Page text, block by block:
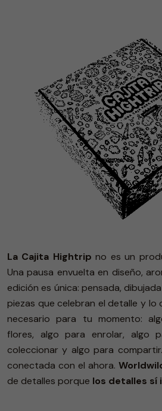
La Cajita Hightrip no es un
Una pausa envuelta en diseño,
edición es única: pensada,
piezas que celebran el detalle y lo
necesario para tu momento:
flores, algo para enrolar, algo
coleccionar y algo para compartir.
conectada con el ahora.
de detalles porque los detalles sí